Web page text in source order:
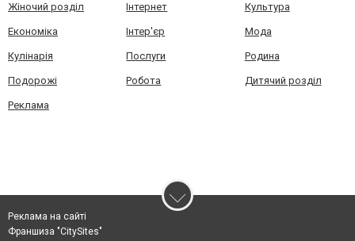
Жіночий розділ Інтернет Культура
Економіка Інтер'єр Мода
Кулінарія Послуги Родина
Подорожі Робота Дитячий розділ
Реклама
Реклама на сайті
Франшиза "CitySites"